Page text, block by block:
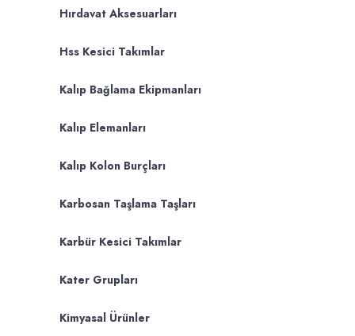
Hırdavat Aksesuarları
Hss Kesici Takımlar
Kalıp Bağlama Ekipmanları
Kalıp Elemanları
Kalıp Kolon Burçları
Karbosan Taşlama Taşları
Karbür Kesici Takımlar
Kater Grupları
Kimyasal Ürünler